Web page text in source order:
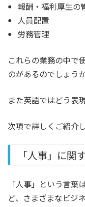
報酬・福利厚生の
人員配置
労務管理
これらの業務の中で
のがあるのでしょう
また英語ではどう表
次項で詳しくご紹介し
「人事」に関
「人事」という言
ど、さまざまなビジ